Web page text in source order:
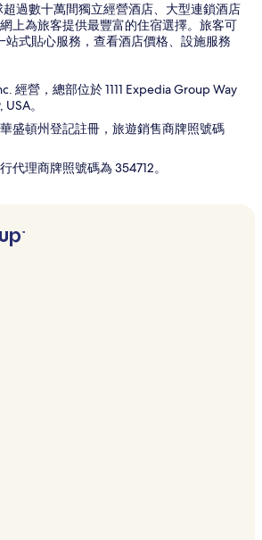
過數十萬間獨立經營酒店、大型連鎖酒店
上為旅客提供最豐富的住宿選擇。旅客可
站式貼心服務，查看酒店價格、設施服務
經營，總部位於1111 Expedia Group Way
。
盛頓州登記註冊，旅遊銷售商牌照號碼
代理商牌照號碼為 354712。